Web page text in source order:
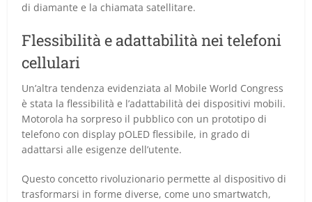
di diamante e la chiamata satellitare.
Flessibilità e adattabilità nei telefoni
cellulari
Un’altra tendenza evidenziata al Mobile World Congress
è stata la flessibilità e l’adattabilità dei dispositivi mobili.
Motorola ha sorpreso il pubblico con un prototipo di
telefono con display pOLED flessibile, in grado di
adattarsi alle esigenze dell’utente.
Questo concetto rivoluzionario permette al dispositivo di
trasformarsi in forme diverse, come uno smartwatch,